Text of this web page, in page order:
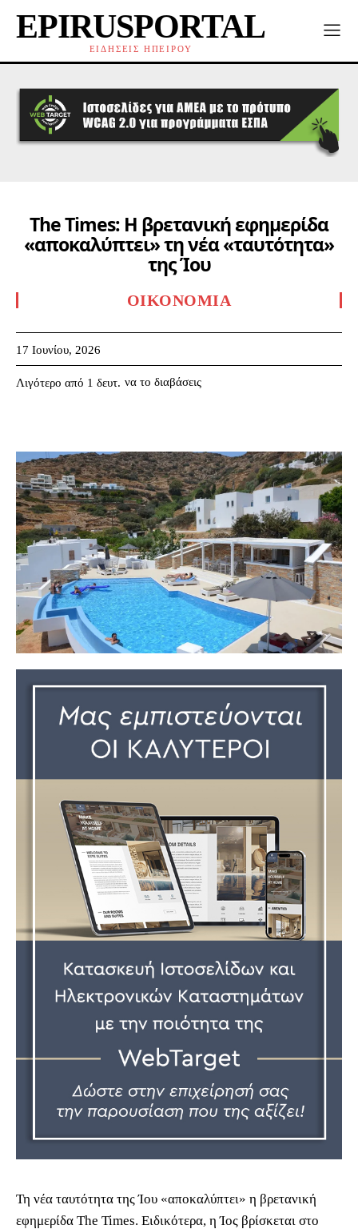
EPIRUSPORTAL
ΕΙΔΗΣΕΙΣ ΗΠΕΙΡΟΥ
The Times: H βρετανική εφημερίδα
«αποκαλύπτει» τη νέα «ταυτότητα»
της Ίου
ΟΙΚΟΝΟΜΊΑ
17 Ιουνίου, 2026
Λιγότερο από 1 δευτ. να το διαβάσεις
Τη νέα ταυτότητα της Ίου «αποκαλύπτει» η βρετανική
εφημερίδα The Times. Ειδικότερα, η Ίος βρίσκεται στο